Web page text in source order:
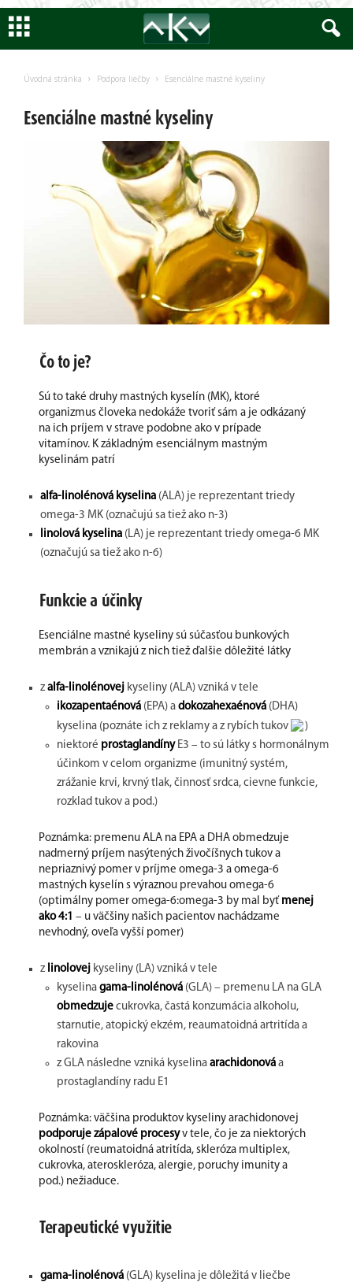
Encyklopedia
AKV
Úvodná stránka Podpora liečby Esenciálne mastné kyseliny
Esenciálne mastné kyseliny
Čo to je?
Sú to také druhy mastných kyselín (MK), ktoré
organizmus človeka nedokáže tvoriť sám a je odkázaný
na ich príjem v strave podobne ako v prípade
vitamínov. K základným esenciálnym mastným
kyselinám patrí
alfa-linolénová kyselina (ALA) je reprezentant triedy
omega-3 MK (označujú sa tiež ako n-3)
linolová kyselina (LA) je reprezentant triedy omega-6 MK
(označujú sa tiež ako n-6)
Funkcie a účinky
Esenciálne mastné kyseliny sú súčasťou bunkových
membrán a vznikajú z nich tiež ďalšie dôležité látky
zalfa-linolénovej kyseliny (ALA) vzniká v tele
ikozapentaénová (EPA) a dokozahexaénová (DHA)
kyselina (poznáte ich z reklamy a z rybích tukov
)
niektoré prostaglandíny E3 – to sú látky s hormonálnym
účinkom v celom organizme (imunitný systém,
zrážanie krvi, krvný tlak, činnosť srdca, cievne funkcie,
rozklad tukov a pod.)
Poznámka: premenu ALA na EPA a DHA obmedzuje
nadmerný príjem nasýtených živočíšnych tukov a
nepriaznivý pomer v príjme omega-3 a omega-6
mastných kyselín s výraznou prevahou omega-6
(optimálny pomer omega-6:omega-3 by mal byť menej
ako 4:1 – u väčšiny našich pacientov nachádzame
nevhodný, oveľa vyšší pomer)
z linolovej kyseliny (LA) vzniká v tele
kyselina gama-linolénová (GLA) – premenu LA na GLA
obmedzuje cukrovka, častá konzumácia alkoholu,
starnutie, atopický ekzém, reaumatoidná artritída a
rakovina
z GLA následne vzniká kyselina arachidonová a
prostaglandíny radu E1
Poznámka: väčšina produktov kyseliny arachidonovej
podporuje zápalové procesyv tele, čo je za niektorých
okolností (reumatoidná atritída, skleróza multiplex,
cukrovka, ateroskleróza, alergie, poruchy imunity a
pod.) nežiaduce.
Terapeutické využitie
gama-linolénová (GLA) kyselina je dôležitá v liečbe